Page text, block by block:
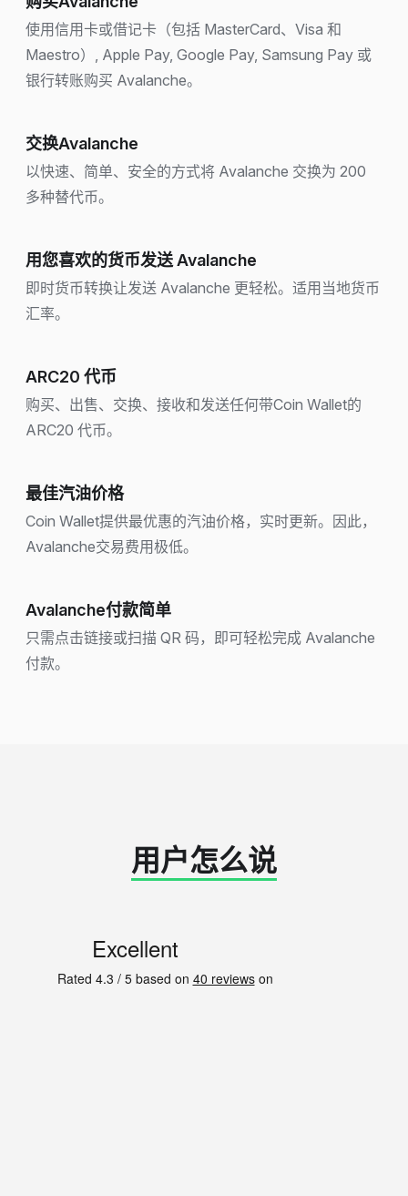
使用信用卡或借记卡（包括 MasterCard、Visa 和
Maestro）, Apple Pay, Google Pay, Samsung Pay 或
银行转账购买 Avalanche。
交换Avalanche
以快速、简单、安全的方式将 Avalanche 交换为 200
多种替代币。
用您喜欢的货币发送 Avalanche
即时货币转换让发送 Avalanche 更轻松。适用当地货币
汇率。
ARC20 代币
购买、出售、交换、接收和发送任何带Coin Wallet的
ARC20 代币。
最佳汽油价格
Coin Wallet提供最优惠的汽油价格，实时更新。因此，
Avalanche交易费用极低。
Avalanche付款简单
只需点击链接或扫描 QR 码，即可轻松完成 Avalanche
付款。
用户怎么说